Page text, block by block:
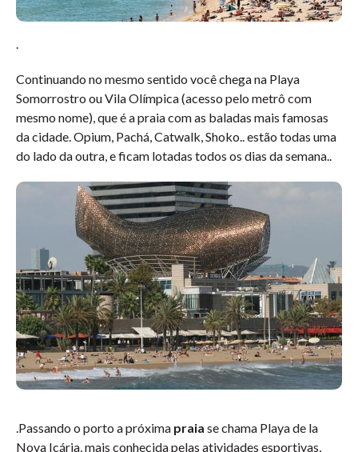
.
Continuando no mesmo sentido você chega na Playa
Somorrostro ou Vila Olímpica (acesso pelo metrô com
mesmo nome), que é a praia com as baladas mais famosas
da cidade. Opium, Pachá, Catwalk, Shoko.. estão todas uma
do lado da outra, e ficam lotadas todos os dias da semana..
Passando o porto a próxima praia se chama Playa de la
Nova Icária, mais conhecida pelas atividades esportivas,